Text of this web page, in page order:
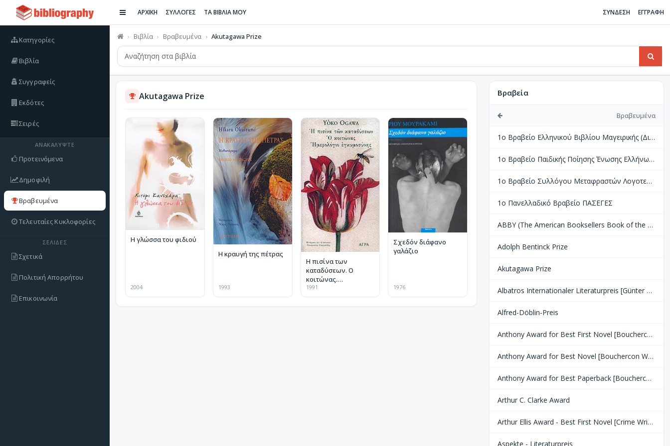
Κατηγορίες
Βιβλία
Συγγραφείς
Εκδότες
Σειρές
ΑΝΑΚΑΛΎΨΤΕ
Προτεινόμενα
Δημοφιλή
Βραβευμένα
Τελευταίες Κυκλοφορίες
ΣΕΛΊΔΕΣ
Σχετικά
Πολιτική Απορρήτου
Επικοινωνία
ΑΡΧΙΚΗ ΣΥΛΛΟΓΕΣ ΤΑ ΒΙΒΛΙΑ ΜΟΥ ΣΥΝΔΕΣΗ ΕΓΓΡΑΦΗ
Βιβλία Βραβευμένα Akutagawa Prize
Akutagawa Prize
Η γλώσσα του φιδιού
2004
Η κραυγή της πέτρας
1993
Η πισίνα των
καταδύσεων. Ο
κοιτώνας.
Ημερολόγιο
1991
Σχεδόν διάφανο
γαλάζιο
1976
Βραβεία
Βραβευμένα
1ο Βραβείο Ελληνικού Βιβλίου Μαγειρικής (Διεθνής Διαγωνισμός Βιβλίων Μαγειρικής Perigueux Γαλλίας)
1ο Βραβείο Παιδικής Ποίησης Ένωσης Ελλήνων Λογοτεχνών
1ο Βραβείο Συλλόγου Μεταφραστών Λογοτεχνίας
1ο Πανελλαδικό Βραβείο ΠΑΣΕΓΕΣ
ABBY (The American Booksellers Book of the Year)
Adolph Bentinck Prize
Akutagawa Prize
Albatros Internationaler Literaturpreis [Günter Grass Stiftung Bremen]
Alfred-Döblin-Preis
Anthony Award for Best First Novel [Bouchercon World Mystery Convention]
Anthony Award for Best Novel [Bouchercon World Mystery Convention]
Anthony Award for Best Paperback [Bouchercon World Mystery Convention]
Arthur C. Clarke Award
Arthur Ellis Award - Best First Novel [Crime Writers of Canada]
Aspekte - Literaturpreis